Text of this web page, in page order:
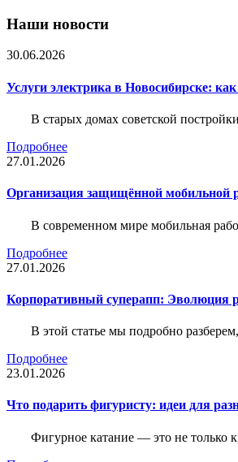
Наши новости
30.06.2026
Услуги электрика в Новосибирске:
В старых домах советской
Подробнее
27.01.2026
Организация защищённой
В современном мире мобильная
Подробнее
27.01.2026
Корпоративный суперапп: Эволюция
В этой статье мы подробно
Подробнее
23.01.2026
Что подарить фигуристу: идеи для
Фигурное катание — это не только